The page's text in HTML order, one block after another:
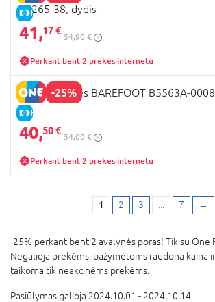
E-KAINA
56265-38, dydis
41,17 €
54,90 €
Perkant bent 2 prekes internetu
-25%
E-KAINA
GEOX basutės BAREFOOT B5563A-
40,50 €
54,00 €
Perkant bent 2 prekes internetu
1 2 3 ... 7 →
-25% perkant bent 2 avalynės poras! Tik su One
Negalioja prekėms, pažymėtoms raudona kaina
taikoma tik neakcinėms prekėms.
Pasiūlymas galioja 2024.10.01 - 2024.10.14